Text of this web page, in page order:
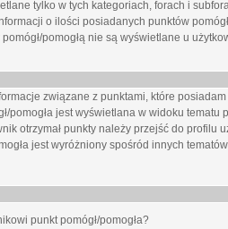
tylko w tych kategoriach, forach i
o ilości posiadanych punktów
pomógł/pomogłą nie są wyświetlane u
związane z punktami, które
pomogła jest wyświetlana w widoku
otrzymał punkty należy przejść do
jest wyróżniony spośród innych
punkt pomógł/pomogła?